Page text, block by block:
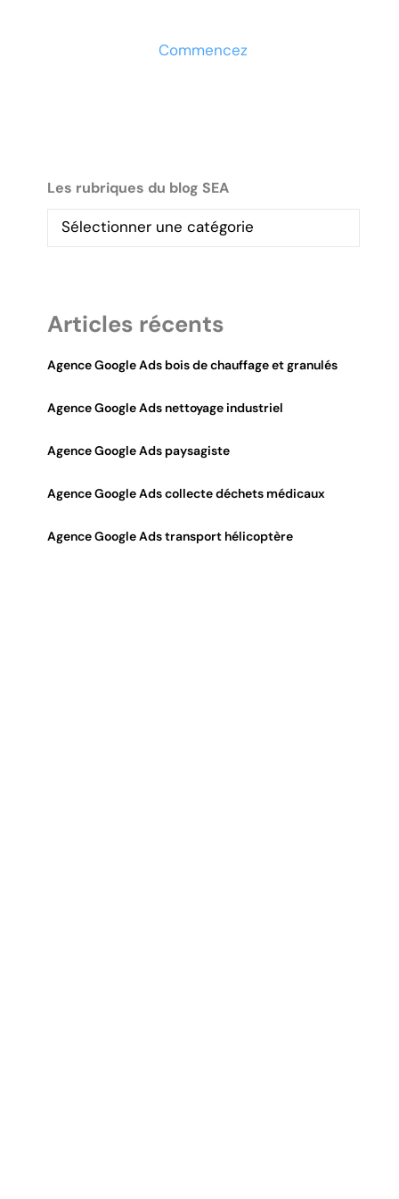
Commencez
Les rubriques du blog SEA
Articles récents
Agence Google Ads bois de chauffage et granulés
Agence Google Ads nettoyage industriel
Agence Google Ads paysagiste
Agence Google Ads collecte déchets médicaux
Agence Google Ads transport hélicoptère